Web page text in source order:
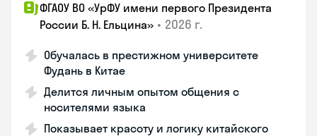
ФГАОУ ВО «УрФУ имени первого Президента
России Б. Н. Ельцина» • 2026 г.
Обучалась в престижном университете
Фудань в Китае
Делится личным опытом общения с
носителями языка
Показывает красоту и логику китайского